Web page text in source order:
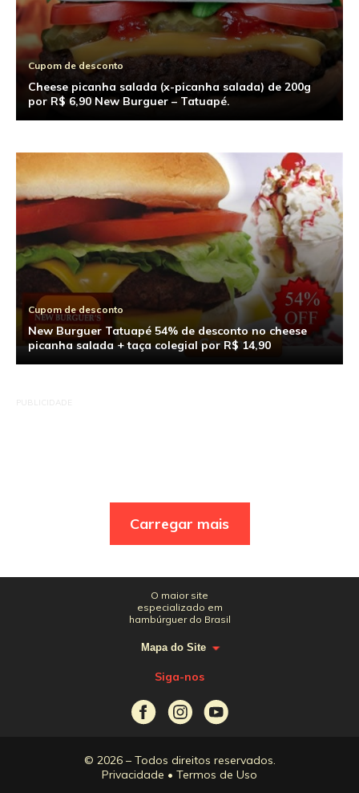
Cupom de desconto
Cheese picanha salada (x-picanha salada) de 200g
por R$ 6,90 New Burguer – Tatuapé.
Cupom de desconto
New Burguer Tatuapé 54% de desconto no cheese
picanha salada + taça colegial por R$ 14,90
PUBLICIDADE
Carregar mais
O maior site
especializado em
hambúrguer do Brasil
Mapa do Site
Siga-nos
© 2026 – Todos direitos reservados.
Privacidade • Termos de Uso